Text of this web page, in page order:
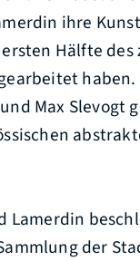
ihre
Hälfte
Max Slevogt
Lamerdin
der